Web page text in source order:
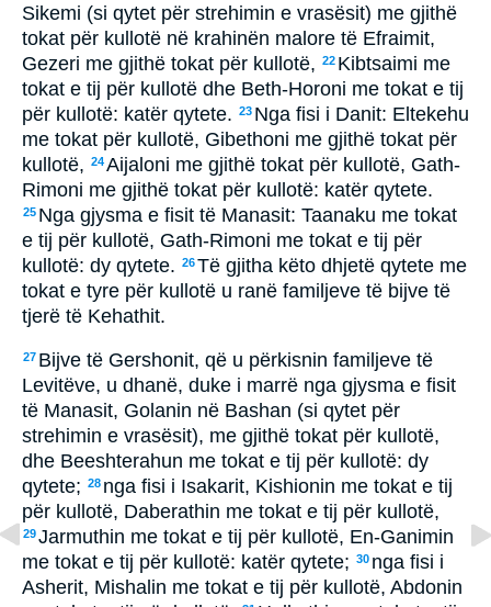
Sikemi (si qytet për strehimin e vrasësit) me gjithë
tokat për kullotë në krahinën malore të Efraimit,
Gezeri me gjithë tokat për kullotë, 22 Kibtsaimi me
tokat e tij për kullotë dhe Beth-Horoni me tokat e tij
për kullotë: katër qytete. 23 Nga fisi i Danit: Eltekehu
me tokat për kullotë, Gibethoni me gjithë tokat për
kullotë, 24Aijaloni me gjithë tokat për kullotë, Gath-
Rimoni me gjithë tokat për kullotë: katër qytete.
25 Nga gjysma e fisit të Manasit: Taanaku me tokat
e tij për kullotë, Gath-Rimoni me tokat e tij për
kullotë: dy qytete. 26Të gjitha këto dhjetë qytete me
tokat e tyre për kullotë u ranë familjeve të bijve të
tjerë të Kehathit.
27 Bijve të Gershonit, që u përkisnin familjeve të
Levitëve, u dhanë, duke i marrë nga gjysma e fisit
të Manasit, Golanin në Bashan (si qytet për
strehimin e vrasësit), me gjithë tokat për kullotë,
dhe Beeshterahun me tokat e tij për kullotë: dy
qytete; 28 nga fisi i Isakarit, Kishionin me tokat e tij
për kullotë, Daberathin me tokat e tij për kullotë,
29Jarmuthin me tokat e tij për kullotë, En-Ganimin
me tokat e tij për kullotë: katër qytete; 30 nga fisi i
Asherit, Mishalin me tokat e tij për kullotë, Abdonin